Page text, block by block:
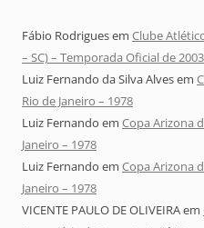
Fábio Rodriguesem Clube
– SC) – Temporada Oficial de 2003
Luiz Fernando da Silva Alvesem
Rio de Janeiro – 1978
Luiz Fernando em Copa Arizona
Janeiro – 1978
Luiz Fernando em Copa Arizona
Janeiro – 1978
VICENTE PAULO DE OLIVEIRAem